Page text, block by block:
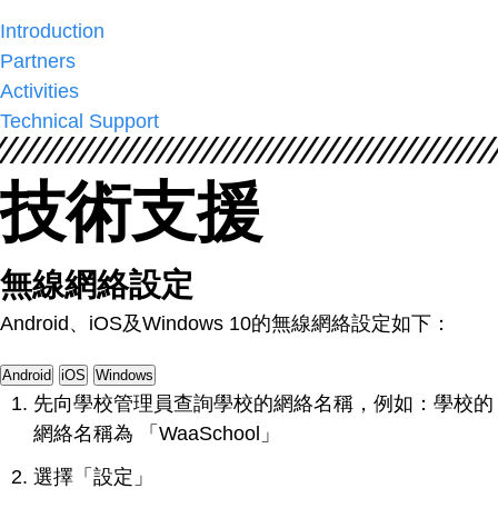
Introduction
Partners
Activities
Technical Support
技術支援
無線網絡設定
Android、iOS及Windows 10的無線網絡設定如下：
Android iOS Windows
先向學校管理員查詢學校的網絡名稱，例如：學校的
網絡名稱為 「WaaSchool」
選擇「設定」